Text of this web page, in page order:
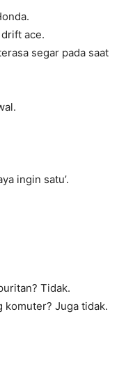
ace.
segar pada saat
ingin satu’.
Tidak.
komuter? Juga tidak.